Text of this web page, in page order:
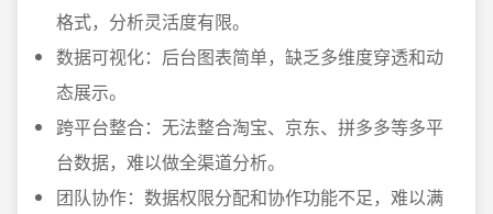
格式，分析灵活度有限。
数据可视化：后台图表简单，缺乏多维度穿透和动
态展示。
跨平台整合：无法整合淘宝、京东、拼多多等多平
台数据，难以做全渠道分析。
团队协作：数据权限分配和协作功能不足，难以满